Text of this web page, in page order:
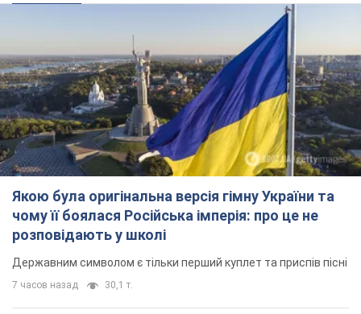
Якою була оригінальна версія гімну України та
чому її боялася Російська імперія: про це не
розповідають у школі
Державним символом є тільки перший куплет та приспів пісні
7 часов назад 30,1 т.